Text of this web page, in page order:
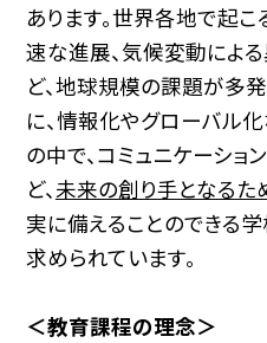
あります。世界各地で起
速な進展、気候変動によ
ど、地球規模の課題が多
に、情報化やグローバル
の中で、コミュニケーショ
ど、未来の創り手となるた
実に備えることのできる
求められています。
＜教育課程の理念＞